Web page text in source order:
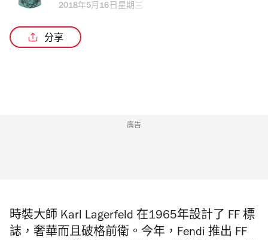
2018年5月16日星期三
分享
廣告
時裝大師 Karl Lagerfeld 在1965年設計了 FF 標
誌，奢華而且破格前衛。今年，Fendi 推出 FF